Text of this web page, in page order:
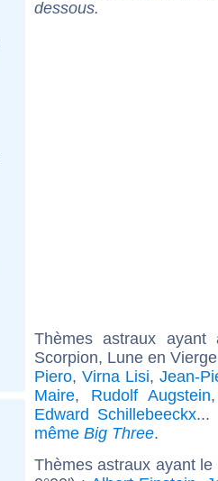
dessous.
Thèmes astraux
Scorpion, Lune en
Piero, Virna Lisi, Jean-
Maire, Rudolf Augstein
Edward Schillebeeckx...
même Big Three.
Thèmes astraux ayant